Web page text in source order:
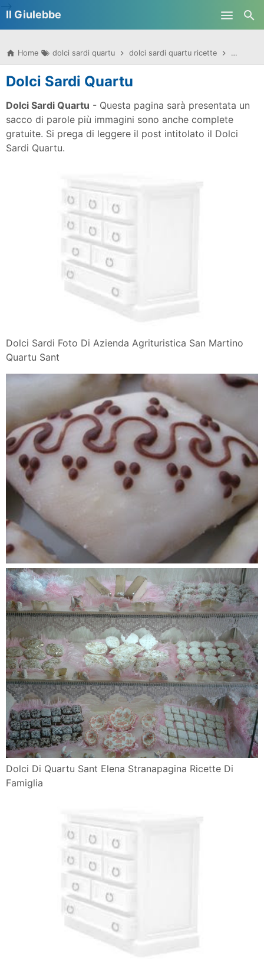
Il Giulebbe
Home dolci sardi quartu dolci sardi quartu ricette dolci
Dolci Sardi Quartu
Dolci Sardi Quartu - Questa pagina sarà presentata un
sacco di parole più immagini sono anche complete
gratuite. Si prega di leggere il post intitolato il Dolci
Sardi Quartu.
Dolci Sardi Foto Di Azienda Agrituristica San Martino
Quartu Sant
Dolci Di Quartu Sant Elena Stranapagina Ricette Di
Famiglia